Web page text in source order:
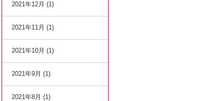
2021年12月 (1)
2021年11月 (1)
2021年10月 (1)
2021年9月 (1)
2021年8月 (1)